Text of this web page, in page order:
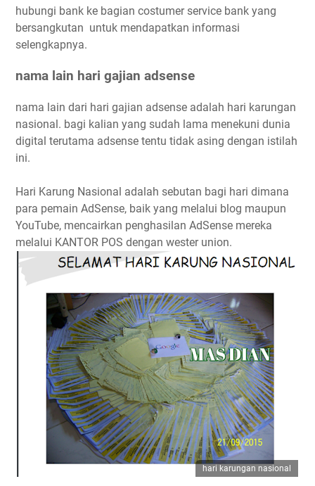
hubungi bank ke bagian costumer service bank yang
bersangkutan untuk mendapatkan informasi
selengkapnya.
nama lain hari gajian adsense
nama lain dari hari gajian adsense adalah hari karungan
nasional. bagi kalian yang sudah lama menekuni dunia
digital terutama adsense tentu tidak asing dengan istilah
ini.
Hari Karung Nasional adalah sebutan bagi hari dimana
para pemain AdSense, baik yang melalui blog maupun
YouTube, mencairkan penghasilan AdSense mereka
melalui KANTOR POS dengan wester union.
hari karungan nasional